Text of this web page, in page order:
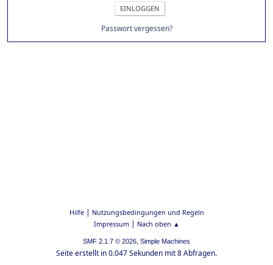
Passwort vergessen?
Hilfe| Nutzungsbedingungen und Regeln
Impressum| Nach oben ▲
SMF 2.1.7 © 2026, Simple Machines
Seite erstellt in 0.047 Sekunden mit 8 Abfragen.